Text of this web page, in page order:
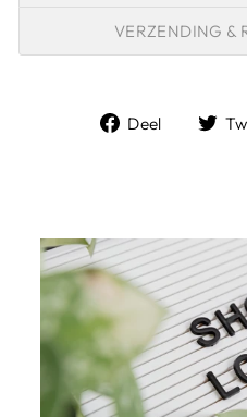
VERZENDING &
Deel
Deel